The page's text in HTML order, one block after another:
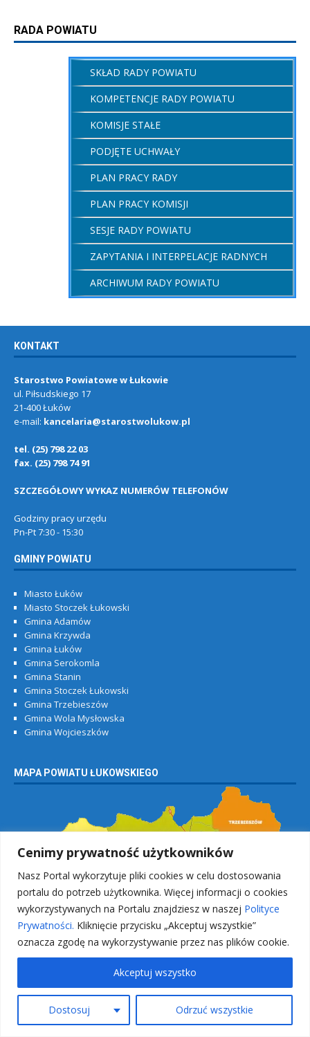
Cenimy prywatność użytkowników
Nasz Portal wykorzytuje pliki cookies w celu dostosowania
portalu do potrzeb użytkownika. Więcej informacji o cookies
wykorzystywanych na Portalu znajdziesz w naszej Polityce
Prywatności. Kliknięcie przycisku „Akceptuj wszystkie”
oznacza zgodę na wykorzystywanie przez nas plików cookie.
Dostosuj Odrzuć wszystkie
Akceptuj wszystko
RADA POWIATU
SKŁAD RADY POWIATU
KOMPETENCJE RADY POWIATU
KOMISJE STAŁE
PODJĘTE UCHWAŁY
PLAN PRACY RADY
PLAN PRACY KOMISJI
SESJE RADY POWIATU
ZAPYTANIA I INTERPELACJE RADNYCH
ARCHIWUM RADY POWIATU
KONTAKT
Starostwo Powiatowe w Łukowie
ul. Piłsudskiego 17
21-400 Łuków
e-mail: kancelaria@starostwolukow.pl
tel. (25) 798 22 03
fax. (25) 798 74 91
SZCZEGÓŁOWY WYKAZ NUMERÓW TELEFONÓW
Godziny pracy urzędu
Pn-Pt 7:30 - 15:30
GMINY POWIATU
Miasto Łuków
Miasto Stoczek Łukowski
Gmina Adamów
Gmina Krzywda
Gmina Łuków
Gmina Serokomla
Gmina Stanin
Gmina Stoczek Łukowski
Gmina Trzebieszów
Gmina Wola Mysłowska
Gmina Wojcieszków
MAPA POWIATU ŁUKOWSKIEGO